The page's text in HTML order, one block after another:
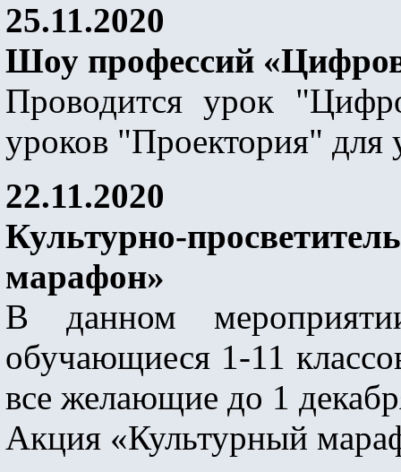
25.11.2020
Шоу профессий
Проводится урок
уроков "Проектория" для
22.11.2020
Культурно-
марафон»
В данном
обучающиеся 1-11
все желающие до 1
Акция «Культурный